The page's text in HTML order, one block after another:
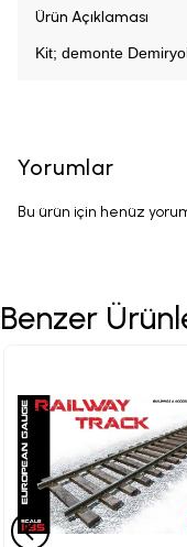
Ürün Açıklaması
Kit; demonte
Yorumlar
Bu ürün için henüz
Benzer